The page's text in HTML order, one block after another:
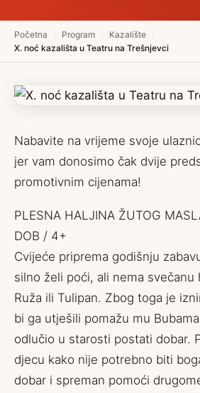
Početna Program Kazalište
X. noć kazališta u Teatru na Trešnjevci
Nabavite na vrijeme svoje
jer vam donosimo čak dvije
promotivnim cijenama!
PLESNA HALJINA ŽUTOG
DOB / 4+
Cvijeće priprema godišnju
silno želi poći, ali nema svečanu
Ruža ili Tulipan. Zbog toga je
bi ga utješili pomažu mu
odlučio u starosti postati dobar.
djecu kako nije potrebno biti
dobar i spreman pomoći